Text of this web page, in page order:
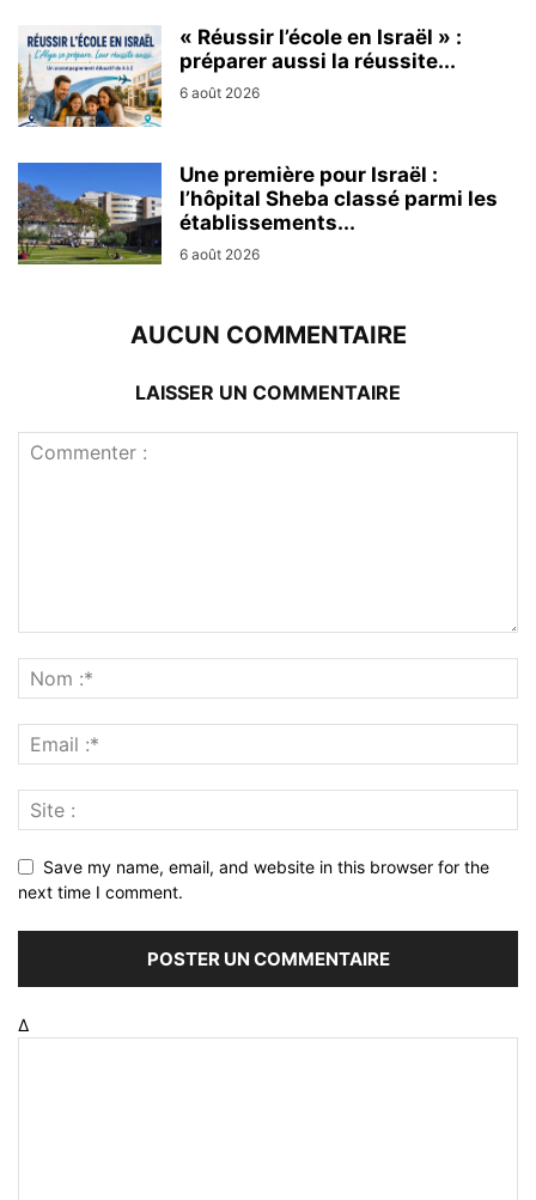
« Réussir l’école en Israël » :
préparer aussi la réussite...
6 août 2026
Une première pour Israël :
l’hôpital Sheba classé parmi les
établissements...
6 août 2026
AUCUN COMMENTAIRE
LAISSER UN COMMENTAIRE
Save my name, email, and website in this browser for the
next time I comment.
Δ